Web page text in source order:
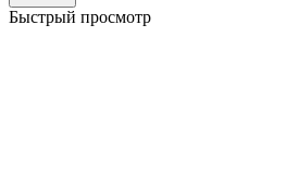
Быстрый просмотр